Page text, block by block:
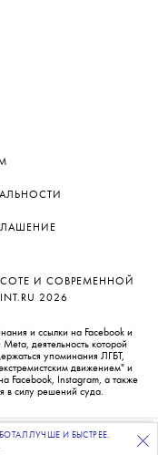
РАССЫЛКУ
И СОВРЕМЕННОЙ
2026
и ссылки на Facebook и
деятельность которой
упоминания ЛГБТ,
движением" и
Facebook, Instagram, а также
в силу решений суда.
ЛУЧШЕ И БЫСТРЕЕ.